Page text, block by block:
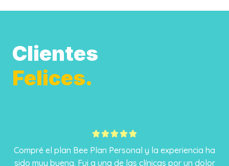
Clientes
Felices.
5
Compré el plan Bee Plan Personal y la experiencia ha
sido muy buena. Fui a una de las clínicas por un dolor